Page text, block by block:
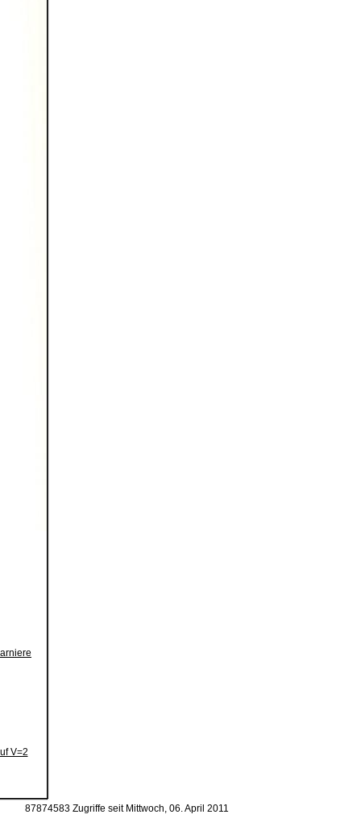
V=2
87874583 Zugriffe seit Mittwoch, 06. April 2011